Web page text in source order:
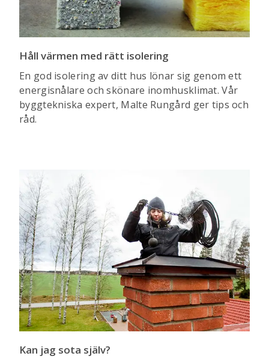
Håll värmen med rätt isolering
En god isolering av ditt hus lönar sig genom ett
energisnålare och skönare inomhusklimat. Vår
byggtekniska expert, Malte Rungård ger tips och
råd.
Kan jag sota själv?